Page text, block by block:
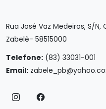
Rua José Vaz Medeiros, S/N,
Zabelê- 58515000
Telefone: (83) 33031-001
Email: